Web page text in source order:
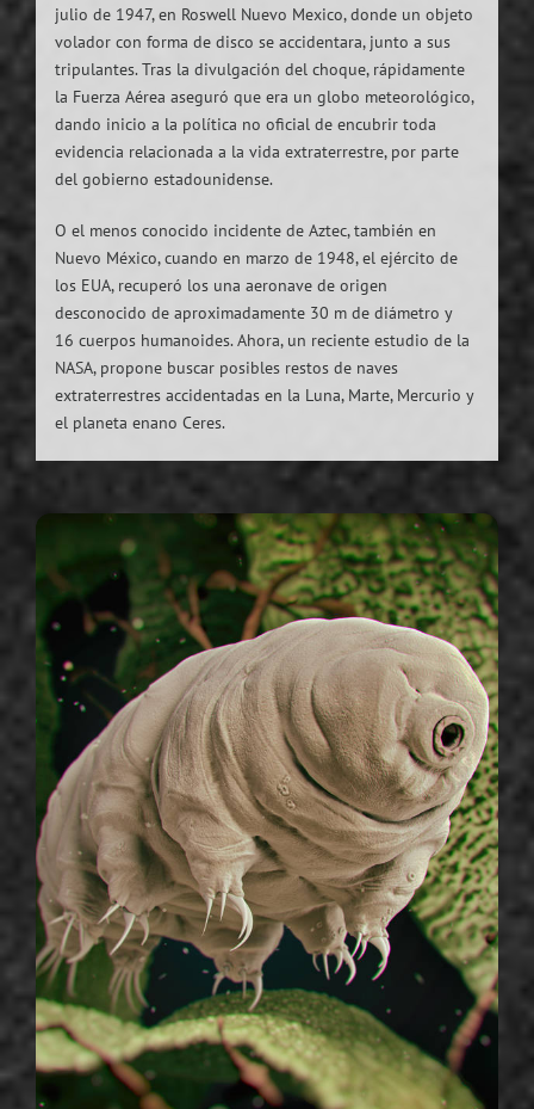
julio de 1947, en Roswell Nuevo Mexico, donde un objeto
volador con forma de disco se accidentara, junto a sus
tripulantes. Tras la divulgación del choque, rápidamente
la Fuerza Aérea aseguró que era un globo meteorológico,
dando inicio a la política no oficial de encubrir toda
evidencia relacionada a la vida extraterrestre, por parte
del gobierno estadounidense.
O el menos conocido incidente de Aztec, también en
Nuevo México, cuando en marzo de 1948, el ejército de
los EUA, recuperó los una aeronave de origen
desconocido de aproximadamente 30 m de diámetro y
16 cuerpos humanoides. Ahora, un reciente estudio de la
NASA, propone buscar posibles restos de naves
extraterrestres accidentadas en la Luna, Marte, Mercurio y
el planeta enano Ceres.